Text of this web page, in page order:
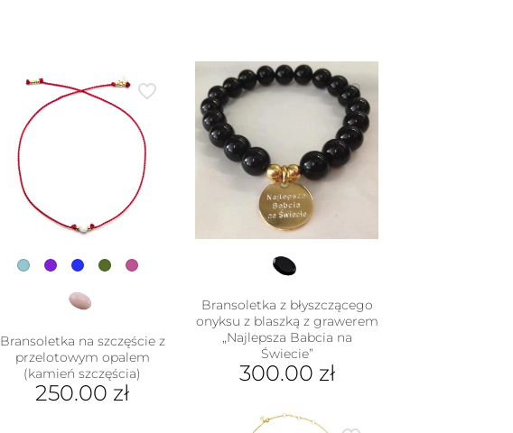
Bransoletka na szczęście z
przelotowym opalem
(kamień szczęścia)
250.00 zł
Bransoletka z błyszczącego
onyksu z blaszką z grawerem
„Najlepsza Babcia na
Świecie”
300.00 zł